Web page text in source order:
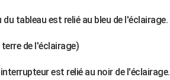
du tableau est relié au bleu de l'éclairage.
de l'éclairage)
est relié au noir de l'éclairage.